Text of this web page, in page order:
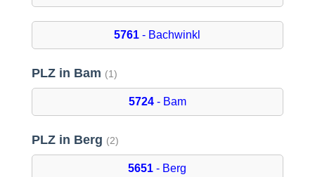
5761 - Bachwinkl
PLZ in Bam (1)
5724- Bam
PLZ in Berg (2)
5651 - Berg